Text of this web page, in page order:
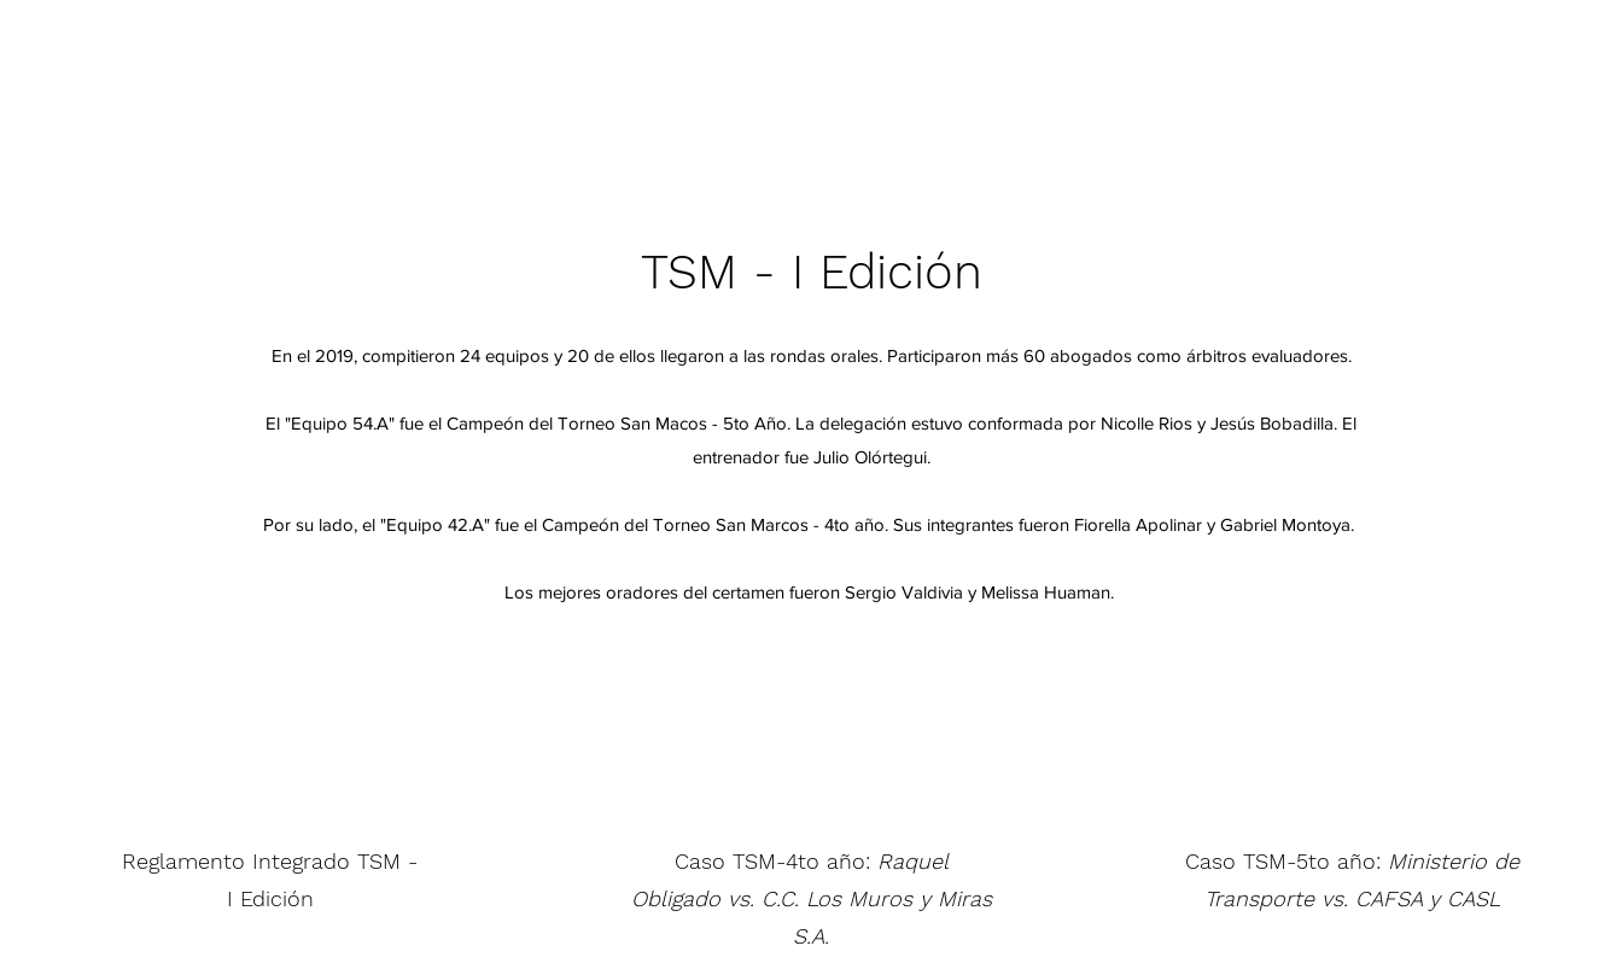
TSM - I Edición
En el 2019, compitieron 24 equipos y 20 de ellos llegaron a las rondas orales. Participaron más 60 abogados como árbitros evaluadores.
El "Equipo 54.A" fue el Campeón del Torneo San Macos - 5to Año. La delegación estuvo conformada por Nicolle Rios y Jesús Bobadilla. El
entrenador fue Julio Olórtegui.
Por su lado, el "Equipo 42.A" fue el Campeón del Torneo San Marcos - 4to año. Sus integrantes fueron Fiorella Apolinar y Gabriel Montoya.
Los mejores oradores del certamen fueron Sergio Valdivia y Melissa Huaman.
Reglamento Integrado TSM -
I Edición
Caso TSM-4to año: Raquel
Obligado vs. C.C. Los Muros y Miras
S.A.
Caso TSM-5to año: Ministerio de
Transporte vs. CAFSA y CASL